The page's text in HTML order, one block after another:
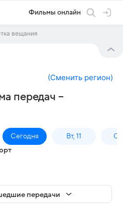
Фильмы онлайн
вещания
(Сменить регион)
передач –
Сегодня Вт, 11
передачи